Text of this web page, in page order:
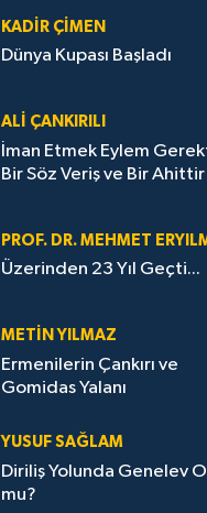
KADIR ÇIMEN
Dünya Kupası Başladı
ALI ÇANKIRILI
İman Etmek Eylem
Bir Söz Veriş ve Bir Ahittir
PROF. DR. MEHMET
Üzerinden 23 Yıl Geçti...
METIN YILMAZ
Ermenilerin Çankırı ve
Gomidas Yalanı
YUSUF SAĞLAM
Diriliş Yolunda Genelev
mu?